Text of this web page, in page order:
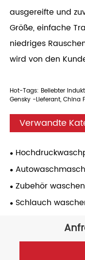
ausgereifte und
Größe, einfache
niedriges
wird von den
Hot-Tags: Beliebter
Gensky -Lieferant, China
Verwandte
Zubehör waschen
Schlauch